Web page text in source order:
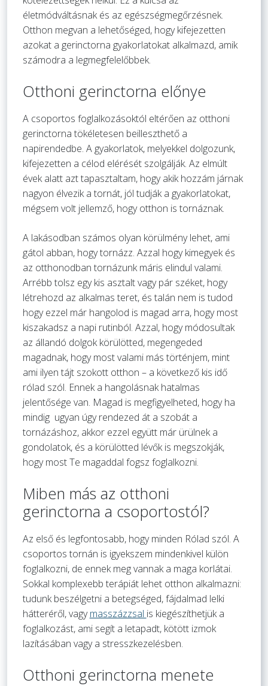
életmódváltásnak és az egészségmegőrzésnek.
Otthon megvan a lehetőséged, hogy kifejezetten
azokat a gerinctorna gyakorlatokat alkalmazd, amik
számodra a legmegfelelőbbek.
Otthoni gerinctorna előnye
A csoportos foglalkozásoktól eltérően az otthoni
gerinctorna tökéletesen beilleszthető a
napirendedbe. A gyakorlatok, melyekkel dolgozunk,
kifejezetten a célod elérését szolgálják. Az elmúlt
évek alatt azt tapasztaltam, hogy akik hozzám járnak
nagyon élvezik a tornát, jól tudják a gyakorlatokat,
mégsem volt jellemző, hogy otthon is tornáznak.
A lakásodban számos olyan körülmény lehet, ami
gátol abban, hogy tornázz. Azzal hogy kimegyek és
az otthonodban tornázunk máris elindul valami.
Arrébb tolsz egy kis asztalt vagy pár széket, hogy
létrehozd az alkalmas teret, és talán nem is tudod
hogy ezzel már hangolod is magad arra, hogy most
kiszakadsz a napi rutinból. Azzal, hogy módosultak
az állandó dolgok körülötted, megengeded
magadnak, hogy most valami más történjem, mint
ami ilyen tájt szokott otthon – a következő kis idő
rólad szól. Ennek a hangolásnak hatalmas
jelentősége van. Magad is megfigyelheted, hogy ha
mindig ugyan úgy rendezed át a szobát a
tornázáshoz, akkor ezzel együtt már ürülnek a
gondolatok, és a körülötted lévők is megszokják,
hogy most Te magaddal fogsz foglalkozni.
Miben más az otthoni
gerinctorna a csoportostól?
Az első és legfontosabb, hogy minden Rólad szól. A
csoportos tornán is igyekszem mindenkivel külön
foglalkozni, de ennek meg vannak a maga korlátai.
Sokkal komplexebb terápiát lehet otthon alkalmazni:
tudunk beszélgetni a betegséged, fájdalmad lelki
hátteréről, vagymasszázzsal is kiegészíthetjük a
foglalkozást, ami segít a letapadt, kötött izmok
lazításában vagy a stresszkezelésben.
Otthoni gerinctorna menete